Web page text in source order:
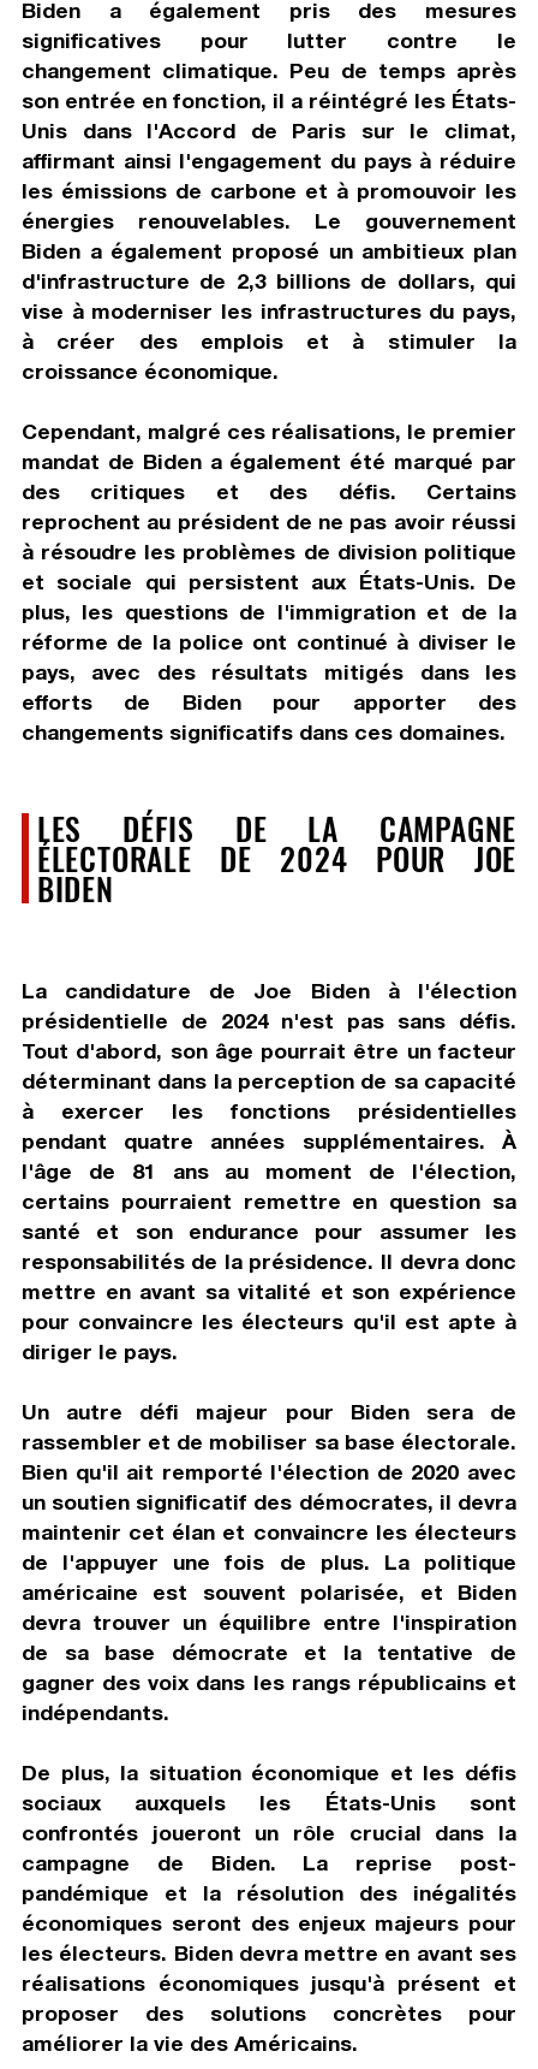
Biden a également pris des mesures
significatives pour lutter contre le
changement climatique. Peu de temps après
son entrée en fonction, il a réintégré les États-
Unis dans l'Accord de Paris sur le climat,
affirmant ainsi l'engagement du pays à réduire
les émissions de carbone et à promouvoir les
énergies renouvelables. Le gouvernement
Biden a également proposé un ambitieux plan
d'infrastructure de 2,3 billions de dollars, qui
vise à moderniser les infrastructures du pays,
à créer des emplois et à stimuler la
croissance économique.
Cependant, malgré ces réalisations, le premier
mandat de Biden a également été marqué par
des critiques et des défis. Certains
reprochent au président de ne pas avoir réussi
à résoudre les problèmes de division politique
et sociale qui persistent aux États-Unis. De
plus, les questions de l'immigration et de la
réforme de la police ont continué à diviser le
pays, avec des résultats mitigés dans les
efforts de Biden pour apporter des
changements significatifs dans ces domaines.
LES DÉFIS DE LA CAMPAGNE
ÉLECTORALE DE 2024 POUR JOE
BIDEN
La candidature de Joe Biden à l'élection
présidentielle de 2024 n'est pas sans défis.
Tout d'abord, son âge pourrait être un facteur
déterminant dans la perception de sa capacité
à exercer les fonctions présidentielles
pendant quatre années supplémentaires. À
l'âge de 81 ans au moment de l'élection,
certains pourraient remettre en question sa
santé et son endurance pour assumer les
responsabilités de la présidence. Il devra donc
mettre en avant sa vitalité et son expérience
pour convaincre les électeurs qu'il est apte à
diriger le pays.
Un autre défi majeur pour Biden sera de
rassembler et de mobiliser sa base électorale.
Bien qu'il ait remporté l'élection de 2020 avec
un soutien significatif des démocrates, il devra
maintenir cet élan et convaincre les électeurs
de l'appuyer une fois de plus. La politique
américaine est souvent polarisée, et Biden
devra trouver un équilibre entre l'inspiration
de sa base démocrate et la tentative de
gagner des voix dans les rangs républicains et
indépendants.
De plus, la situation économique et les défis
sociaux auxquels les États-Unis sont
confrontés joueront un rôle crucial dans la
campagne de Biden. La reprise post-
pandémique et la résolution des inégalités
économiques seront des enjeux majeurs pour
les électeurs. Biden devra mettre en avant ses
réalisations économiques jusqu'à présent et
proposer des solutions concrètes pour
améliorer la vie des Américains.